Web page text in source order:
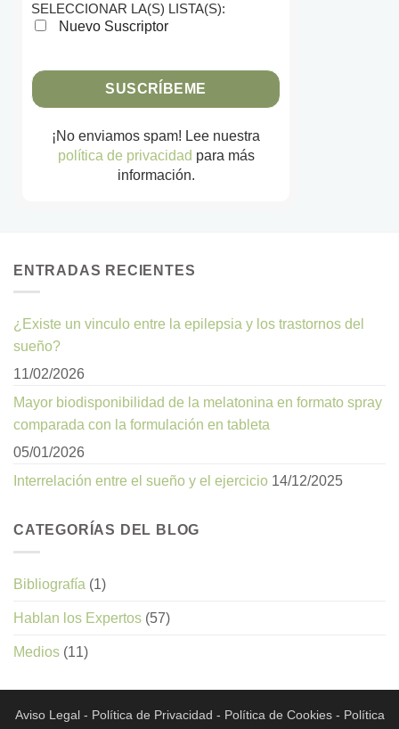
SELECCIONAR LA(S) LISTA(S):
Nuevo Suscriptor
¡No enviamos spam! Lee nuestra
política de privacidad para más
información.
ENTRADAS RECIENTES
¿Existe un vinculo entre la epilepsia y los trastornos del
sueño?
11/02/2026
Mayor biodisponibilidad de la melatonina en formato spray
comparada con la formulación en tableta
05/01/2026
Interrelación entre el sueño y el ejercicio 14/12/2025
CATEGORÍAS DEL BLOG
Bibliografía (1)
Hablan los Expertos (57)
Medios (11)
Aviso Legal- Política de Privacidad - Política de Cookies- Política